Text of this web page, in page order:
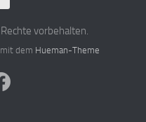
vorbehalten.
dem Hueman-Theme